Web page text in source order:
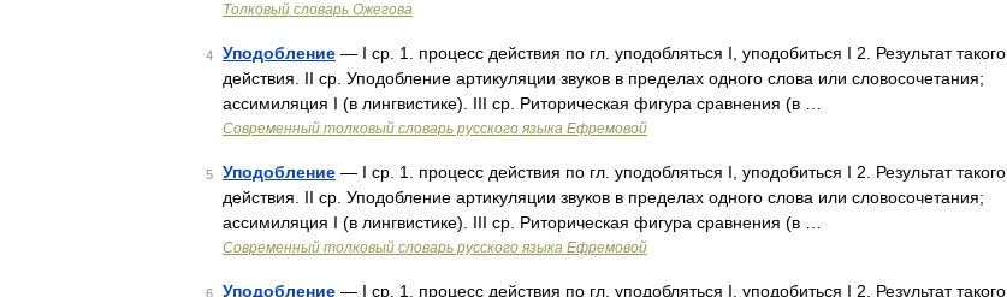
Толковый словарь Ожегова
4 Уподобление — I ср. 1. процесс действия по гл. уподобляться I, уподобиться I 2. Результат такого
действия. II ср. Уподобление артикуляции звуков в пределах одного слова или словосочетания;
ассимиляция I (в лингвистике). III ср. Риторическая фигура сравнения (в …
Современный толковый словарь русского языка Ефремовой
5 Уподобление — I ср. 1. процесс действия по гл. уподобляться I, уподобиться I 2. Результат такого
действия. II ср. Уподобление артикуляции звуков в пределах одного слова или словосочетания;
ассимиляция I (в лингвистике). III ср. Риторическая фигура сравнения (в …
Современный толковый словарь русского языка Ефремовой
6 Уподобление — I ср. 1. процесс действия по гл. уподобляться I, уподобиться I 2. Результат такого